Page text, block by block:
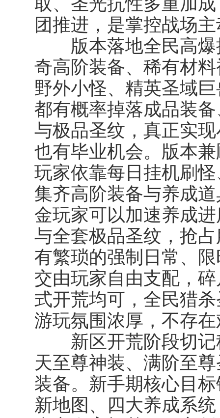
团推进，是掌控战场
版本落地全民高爆
奇高阶装备、稀有材
野外小怪、精英圣域
都有概率掉落成品装
与极品圣纹，真正实
也有毕业机会。版本
玩家依靠每日挂机刷
集齐高阶装备与养成
金玩家可以加速养成
与全套极品圣纹，抢
有繁琐的强制日常、
交由玩家自由支配，
式开荒均可，全民猎
游玩氛围浓厚，不存
新区开荒阶段切记
天至尊神装、满阶至
装备。新手期核心目
新地图、四大养成系